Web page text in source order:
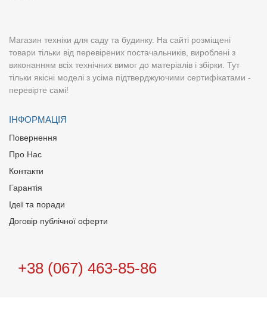
Магазин техніки для саду та будинку. На сайті розміщені
товари тільки від перевірених постачальників, вироблені з
виконанням всіх технічних вимог до матеріалів і збірки. Тут
тільки якісні моделі з усіма підтверджуючими сертифікатами -
перевірте самі!
ІНФОРМАЦІЯ
Повернення
Про Нас
Контакти
Гарантія
Ідеї та поради
Договір публічної оферти
+38 (067) 463-85-86